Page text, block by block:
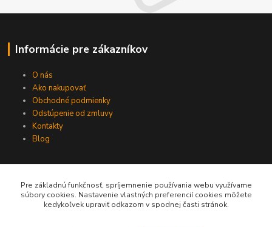
Informácie pre zákazníkov
O nás
Ako nakupovať
Obchodné podmienky
Odstúpenie od zmluvy
Kontakty
Blog
Najčítanejšie na blogu
Program úspešný štart
Pre základnú funkčnosť, spríjemnenie používania webu využívame
súbory cookies. Nastavenie vlastných preferencií cookies môžete
kedykoľvek upraviť odkazom v spodnej časti stránok.